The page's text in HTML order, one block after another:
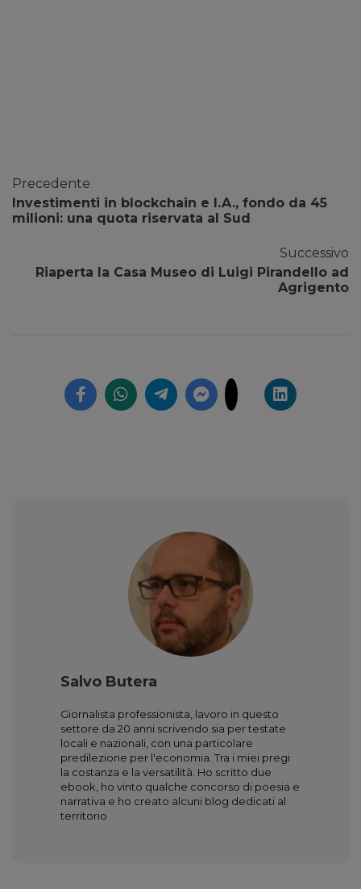
Precedente
Investimenti in blockchain e I.A., fondo da 45
milioni: una quota riservata al Sud
Successivo
Riaperta la Casa Museo di Luigi Pirandello ad
Agrigento
Salvo Butera
Giornalista professionista, lavoro in questo
settore da 20 anni scrivendo sia per testate
locali e nazionali, con una particolare
predilezione per l'economia. Tra i miei pregi
la costanza e la versatilità. Ho scritto due
ebook, ho vinto qualche concorso di poesia e
narrativa e ho creato alcuni blog dedicati al
territorio